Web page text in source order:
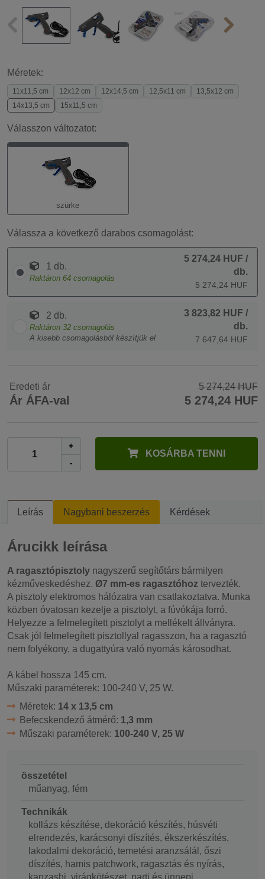
Méretek:
11x11,5 cm 12x12 cm 12x14,5 cm 12,5x11 cm
13,5x12 cm
14x13,5 cm
15x11,5 cm
Válasszon változatot:
szürke
Válassza a következő darabos csomagolást:
1 db.
Raktáron 64 csomagolás
5 274,24 HUF /
db.
5 274,24 HUF
2 db.
Raktáron 32 csomagolás
A kisebb csomagolásból készítjük el
3 823,82 HUF /
db.
7 647,64 HUF
Eredeti ár 5 274,24 HUF
Ár ÁFA-val 5 274,24 HUF
+
-
KOSÁRBA TENNI
Leírás Nagybani beszerzés Kérdések
Árucikk leírása
A ragasztópisztoly nagyszerű segítőtárs bármilyen
kézműveskedéshez. Ø7 mm-es ragasztóhoz tervezték.
A pisztoly elektromos hálózatra van csatlakoztatva. Munka
közben óvatosan kezelje a pisztolyt, a fúvókája forró.
Helyezze a felmelegített pisztolyt a mellékelt állványra.
Csak jól felmelegített pisztollyal ragasszon, ha a ragasztó
nem folyékony, a dugattyúra való nyomás károsodhat.
A kábel hossza 145 cm.
Műszaki paraméterek: 100-240 V, 25 W.
Méretek: 14 x 13,5 cm
Befecskendező átmérő: 1,3 mm
Műszaki paraméterek: 100-240 V, 25 W
összetétel
műanyag, fém
Technikák
kollázs készítése, dekoráció készítés, húsvéti
elrendezés, karácsonyi díszítés, ékszerkészítés,
lakodalmi dekoráció, temetési aranzsálál, őszi
díszítés, hamis patchwork, ragasztás és nyírás,